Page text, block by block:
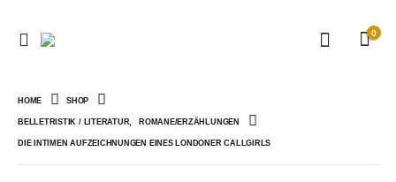
0
HOME SHOP
BELLETRISTIK / LITERATUR, ROMANE/ERZÄHLUNGEN
DIE INTIMEN AUFZEICHNUNGEN EINES LONDONER CALLGIRLS